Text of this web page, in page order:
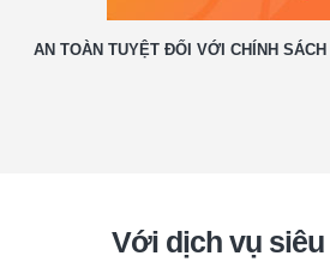
AN TOÀN TUYỆT ĐỐI VỚI CHÍNH
Với dịch vụ siêu